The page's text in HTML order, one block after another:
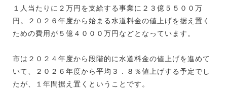
１人当たりに２万円を支給する事業に２３億５５００万
円。２０２６年度から始まる水道料金の値上げを据え置く
ための費用が５億４０００万円などとなっています。
市は２０２４年度から段階的に水道料金の値上げを進めて
いて、２０２６年度から平均３．８％値上げする予定でし
たが、１年間据え置くということです。